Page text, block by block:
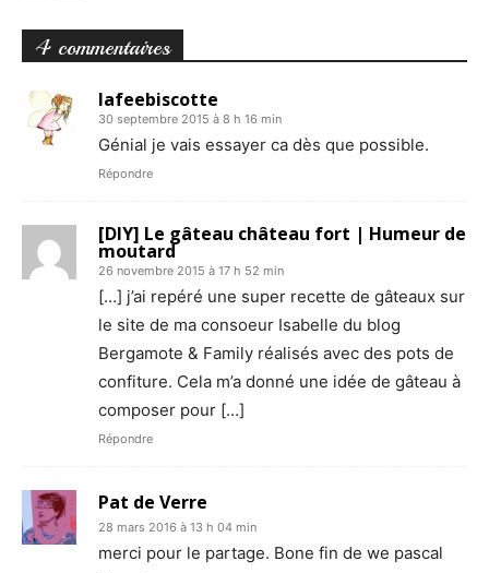
4 commentaires
lafeebiscotte
30 septembre 2015 à 8 h 16 min
Génial je vais essayer ca dès que possible.
Répondre
[DIY] Le gâteau château fort | Humeur de
moutard
26 novembre 2015 à 17 h 52 min
[…] j’ai repéré une super recette de gâteaux sur
le site de ma consoeur Isabelle du blog
Bergamote & Family réalisés avec des pots de
confiture. Cela m’a donné une idée de gâteau à
composer pour […]
Répondre
Pat de Verre
28 mars 2016 à 13 h 04 min
merci pour le partage. Bone fin de we pascal